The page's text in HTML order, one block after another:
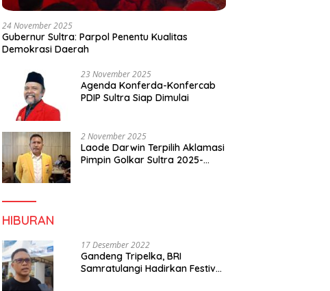
24 November 2025
Gubernur Sultra: Parpol Penentu Kualitas
Demokrasi Daerah
23 November 2025
Agenda Konferda-Konfercab
PDIP Sultra Siap Dimulai
2 November 2025
Laode Darwin Terpilih Aklamasi
Pimpin Golkar Sultra 2025-
HIBURAN
17 Desember 2022
Gandeng Tripelka, BRI
Samratulangi Hadirkan Festival